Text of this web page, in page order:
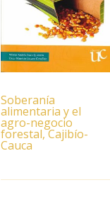
Soberanía
alimentaria y el
agro-negocio
forestal, Cajibío-
Cauca